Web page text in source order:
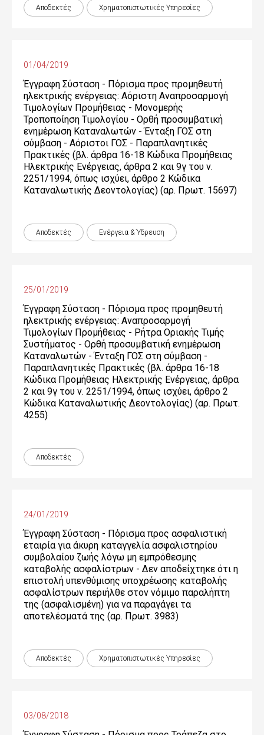
Αποδεκτές Χρηματοπιστωτικές Yπηρεσίες
01/04/2019
Έγγραφη Σύσταση - Πόρισμα προς προμηθευτή
ηλεκτρικής ενέργειας: Αόριστη Αναπροσαρμογή
Τιμολογίων Προμήθειας - Μονομερής
Τροποποίηση Τιμολογίου - Ορθή προσυμβατική
ενημέρωση Καταναλωτών - Ένταξη ΓΟΣ στη
σύμβαση - Αόριστοι ΓΟΣ - Παραπλανητικές
Πρακτικές (βλ. άρθρα 16-18 Κώδικα Προμήθειας
Ηλεκτρικής Ενέργειας, άρθρα 2 και 9γ του ν.
2251/1994, όπως ισχύει, άρθρο 2 Κώδικα
Καταναλωτικής Δεοντολογίας) (αρ. Πρωτ. 15697)
Αποδεκτές Ενέργεια & Ύδρευση
25/01/2019
Έγγραφη Σύσταση - Πόρισμα προς προμηθευτή
ηλεκτρικής ενέργειας: Αναπροσαρμογή
Τιμολογίων Προμήθειας - Ρήτρα Οριακής Τιμής
Συστήματος - Ορθή προσυμβατική ενημέρωση
Καταναλωτών - Ένταξη ΓΟΣ στη σύμβαση -
Παραπλανητικές Πρακτικές (βλ. άρθρα 16-18
Κώδικα Προμήθειας Ηλεκτρικής Ενέργειας, άρθρα
2 και 9γ του ν. 2251/1994, όπως ισχύει, άρθρο 2
Κώδικα Καταναλωτικής Δεοντολογίας) (αρ. Πρωτ.
4255)
Αποδεκτές
24/01/2019
Έγγραφη Σύσταση - Πόρισμα προς ασφαλιστική
εταιρία για άκυρη καταγγελία ασφαλιστηρίου
συμβολαίου ζωής λόγω μη εμπρόθεσμης
καταβολής ασφαλίστρων - Δεν αποδείχτηκε ότι η
επιστολή υπενθύμισης υποχρέωσης καταβολής
ασφαλίστρων περιήλθε στον νόμιμο παραλήπτη
της (ασφαλισμένη) για να παραγάγει τα
αποτελέσματά της (αρ. Πρωτ. 3983)
Αποδεκτές Χρηματοπιστωτικές Yπηρεσίες
03/08/2018